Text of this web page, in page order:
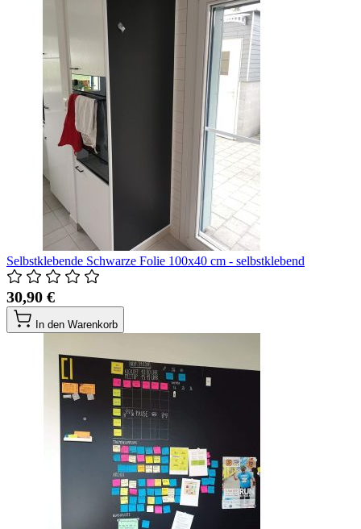
Selbstklebende Schwarze Folie 100x40 cm - selbstklebend
30,90 €
In den Warenkorb